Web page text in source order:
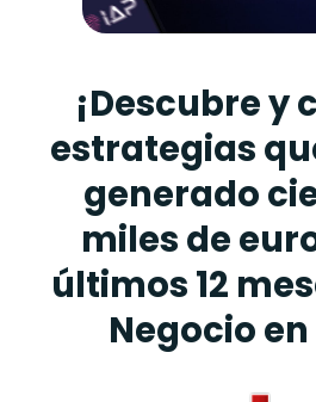
¡Descubre y
estrategias
generado
miles de
últimos 12
Negocio